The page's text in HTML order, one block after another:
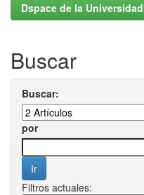
Dspace de la
Buscar
Buscar:
por
Filtros actuales: